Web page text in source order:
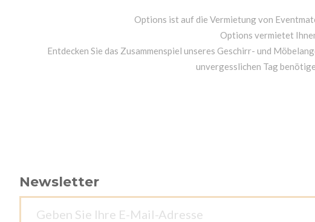
Options ist auf die Vermietung von
Options vermietet
Entdecken Sie das Zusammenspiel unseres Geschirr- und
unvergesslichen Tag
Newsletter